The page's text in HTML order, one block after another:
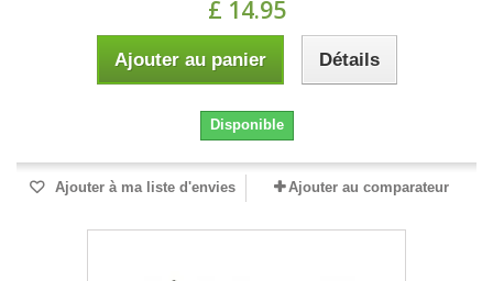
£ 14.95
Ajouter au panier Détails
Disponible
Ajouter à ma liste d'envies Ajouter au comparateur